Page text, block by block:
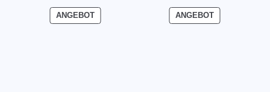
ANGEBOTPRODUKT
IM
ANGEBOTPRODUKT
IM